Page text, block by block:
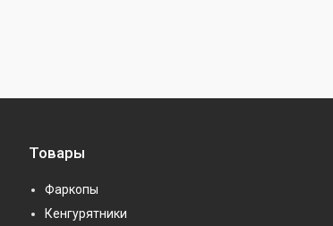
Товары
Фаркопы
Кенгурятники